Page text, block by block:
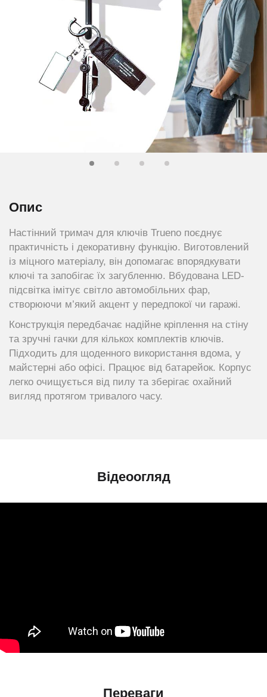
Опис
Настінний тримач для ключів Trueno поєднує
практичність і декоративну функцію. Виготовлений
із міцного матеріалу, він допомагає впорядкувати
ключі та запобігає їх загубленню. Вбудована LED-
підсвітка імітує світло автомобільних фар,
створюючи м’який акцент у передпокої чи гаражі.
Конструкція передбачає надійне кріплення на стіну
та зручні гачки для кількох комплектів ключів.
Підходить для щоденного використання вдома, у
майстерні або офісі. Працює від батарейок. Корпус
легко очищується від пилу та зберігає охайний
вигляд протягом тривалого часу.
Відеоогляд
Переваги